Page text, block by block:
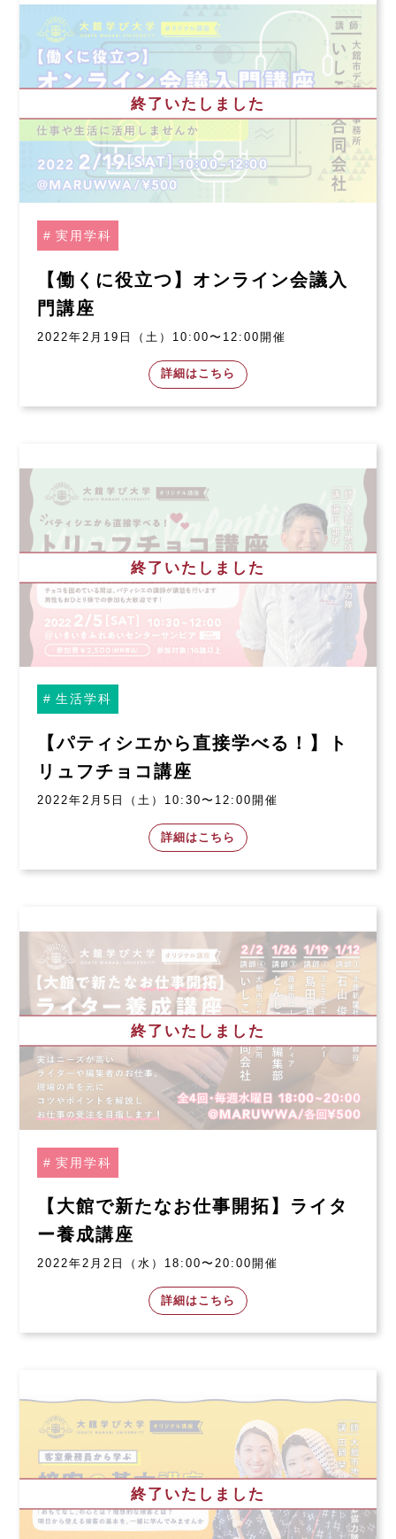
終了いたしました
実用学科
【働くに役立つ】オンライン会議入
門講座
2022年2月19日（土）10:00〜12:00開催
詳細はこちら
終了いたしました
生活学科
【パティシエから直接学べる！】ト
リュフチョコ講座
2022年2月5日（土）10:30〜12:00開催
詳細はこちら
終了いたしました
実用学科
【大館で新たなお仕事開拓】ライタ
ー養成講座
2022年2月2日（水）18:00〜20:00開催
詳細はこちら
終了いたしました